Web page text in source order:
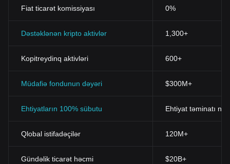
Fiat ticarət komissiyası 0%
Dəstəklənən kripto aktivlər 1,300+
Kopitreydinq aktivləri 600+
Müdafiə fondunun dəyəri $300M+
Ehtiyatların 100% sübutu Ehtiyat təminatı
Qlobal istifadəçilər 120M+
Gündəlik ticarət həcmi $20B+